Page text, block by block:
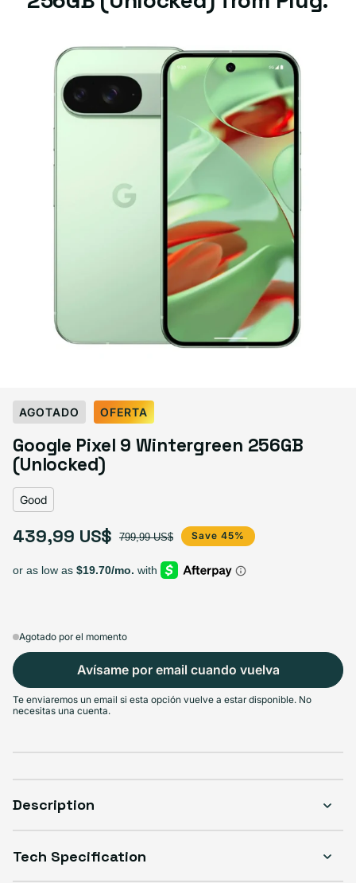
Select Condition
Good
Agotado
Visible scratches or dents; works like new. Backed by a 1-year warranty.
AGOTADO OFERTA
Google Pixel 9 Wintergreen 256GB
(Unlocked)
Good
Precio de oferta
439,99 US$
Precio habitual 799,99 US$ Save 45%
Agotado por el momento
Avísame por email cuando vuelva
Te enviaremos un email si esta opción vuelve a estar disponible. No
necesitas una cuenta.
Description
Tech Specification